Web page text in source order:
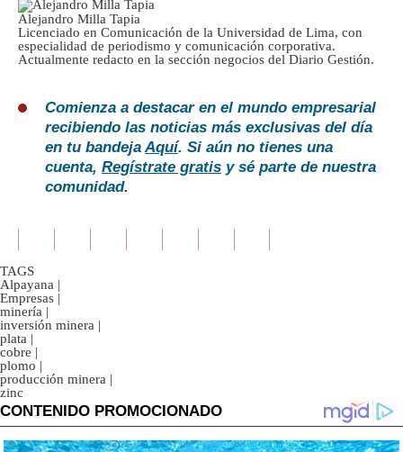
Alejandro Milla Tapia
Licenciado en Comunicación de la Universidad de Lima, con
especialidad de periodismo y comunicación corporativa.
Actualmente redacto en la sección negocios del Diario Gestión.
Comienza a destacar en el mundo empresarial
recibiendo las noticias más exclusivas del día
en tu bandejaAquí. Si aún no tienes una
cuenta, Regístrate gratis y sé parte de nuestra
comunidad.
TAGS
Alpayana |
Empresas |
minería |
inversión minera |
plata |
cobre |
plomo |
producción minera |
zinc